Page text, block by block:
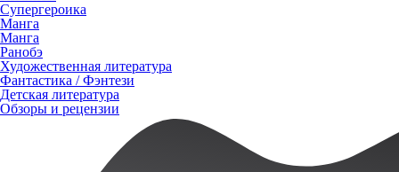
Супергероика
Манга
Манга
Ранобэ
Художественная литература
Фантастика / Фэнтези
Детская литература
Обзоры и рецензии